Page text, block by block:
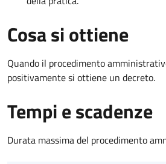
Cosa si ottiene
Quando il procedimento
positivamente si ottiene un decreto.
Tempi e scadenze
Durata massima del procedimento